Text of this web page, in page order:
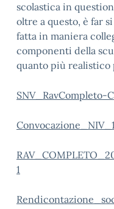
scolastica in
oltre a questo, è far
fatta in maniera
componenti della
quanto più realistico
SNV_RavCompleto-
1